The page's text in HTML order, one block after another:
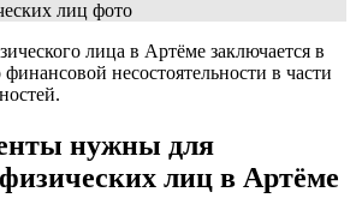
лица в Артёме заключается в
несостоятельности в части
нужны для
лиц в Артёме